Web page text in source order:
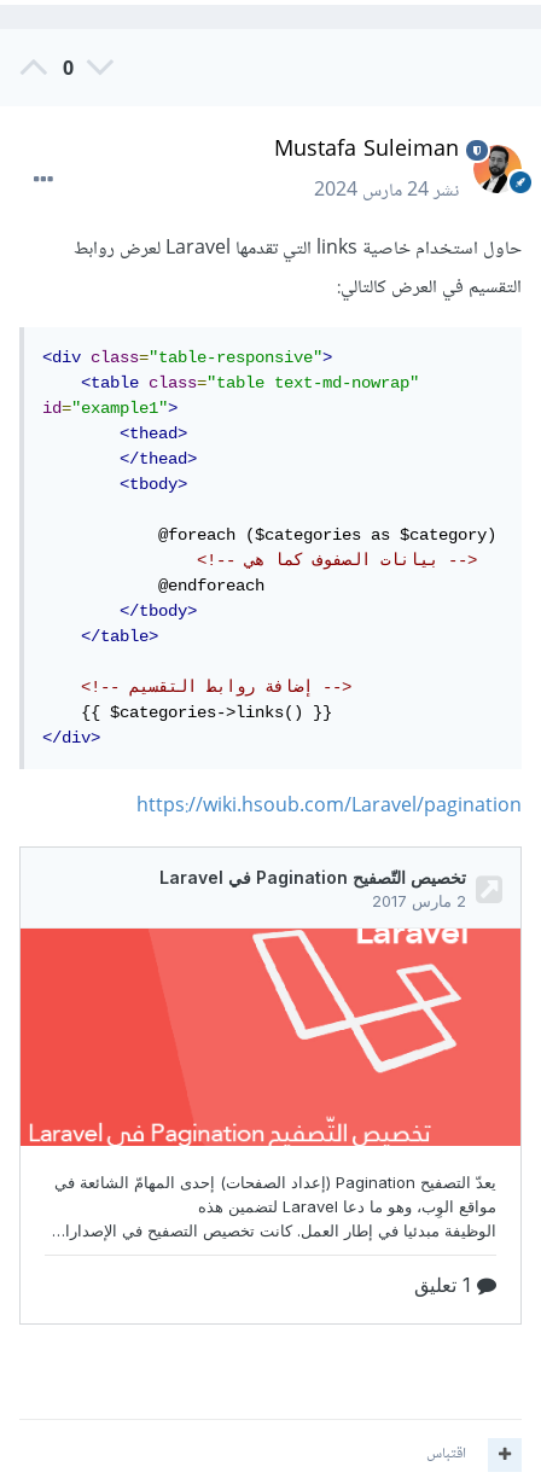
0
Mustafa Suleiman
نشر24 مارس 2024
حاول استخدام خاصية links التي تقدمها Laravel لعرض روابط
التقسيم في العرض كالتالي:
<div class="table-responsive">
<table
class="table text-md-nowrap"
id="example1">
<thead>
</thead>
<tbody>
            @foreach ($categories as $category)
<!-- بيانات الصفوف كما هي -->
            @endforeach
</tbody>
</table>
<!-- إضافة روابط التقسيم -->
</div>
https://wiki.hsoub.com/Laravel/pagination
اقتباس